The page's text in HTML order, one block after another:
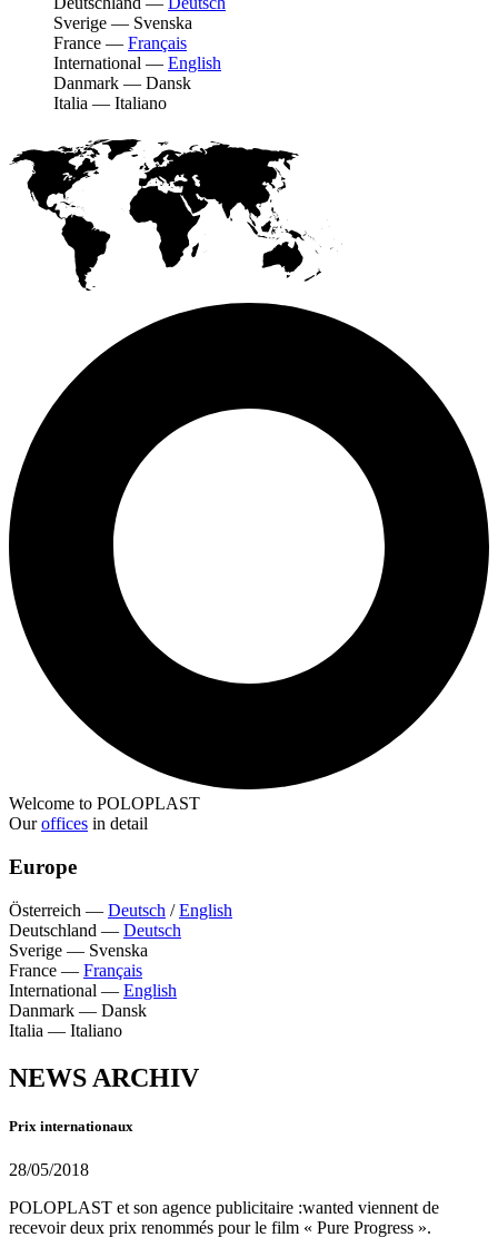
Sverige — Svenska
France — Français
International — English
Danmark — Dansk
Italia — Italiano
Welcome to POLOPLAST
Ouroffices in detail
Europe
Österreich — Deutsch /English
Deutschland — Deutsch
Sverige — Svenska
France — Français
International — English
Danmark — Dansk
Italia — Italiano
NEWS ARCHIV
Prix internationaux
28/05/2018
POLOPLAST et son agence publicitaire :wanted viennent de
recevoir deux prix renommés pour le film « Pure Progress ».